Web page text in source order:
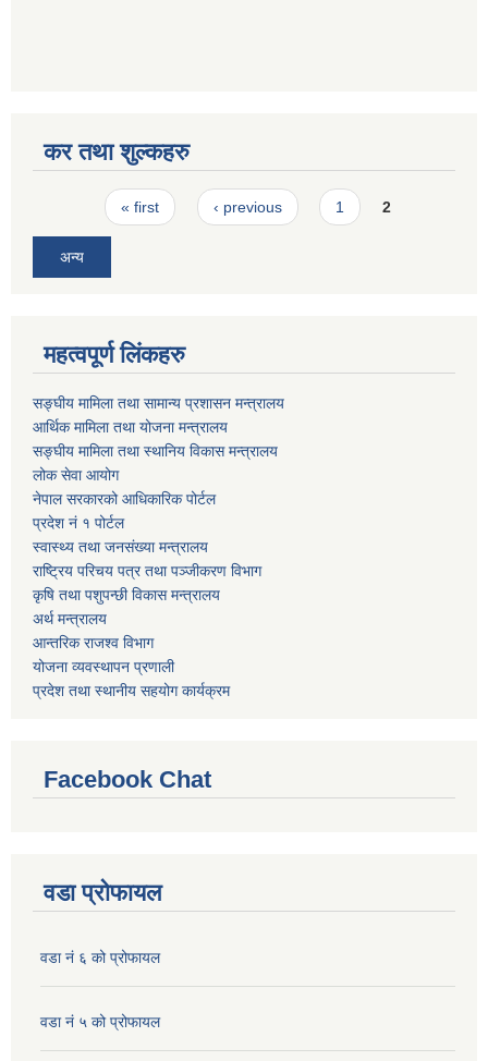
कर तथा शुल्कहरु
Pages« first ‹ previous 1 2
अन्य
महत्वपूर्ण लिंकहरु
सङ्घीय मामिला तथा सामान्य प्रशासन मन्त्रालय
आर्थिक मामिला तथा योजना मन्त्रालय
सङ्घीय मामिला तथा स्थानिय विकास मन्त्रालय
लोक सेवा आयोग
नेपाल सरकारको आधिकारिक पोर्टल
प्रदेश नं १ पोर्टल
स्वास्थ्य तथा जनसंख्या मन्त्रालय
राष्ट्रिय परिचय पत्र तथा पञ्जीकरण विभाग
कृषि तथा पशुपन्छी विकास मन्त्रालय
अर्थ मन्त्रालय
आन्तरिक राजश्व विभाग
योजना व्यवस्थापन प्रणाली
प्रदेश तथा स्थानीय सहयोग कार्यक्रम
Facebook Chat
वडा प्रोफायल
वडा नं ६ को प्रोफायल
वडा नं ५ को प्रोफायल